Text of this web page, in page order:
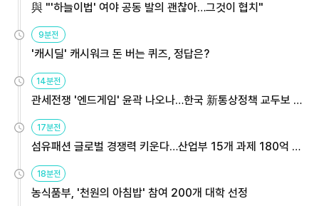
與 "'하늘이법' 여야 공동 발의 괜찮아…그것이 협치"
9분전
'캐시딜' 캐시워크 돈 버는 퀴즈, 정답은?
14분전
관세전쟁 '엔드게임' 윤곽 나오나…한국 新통상정책 교두보 활
용해야
17분전
섬유패션 글로벌 경쟁력 키운다…산업부 15개 과제 180억 지
원
18분전
농식품부, '천원의 아침밥' 참여 200개 대학 선정